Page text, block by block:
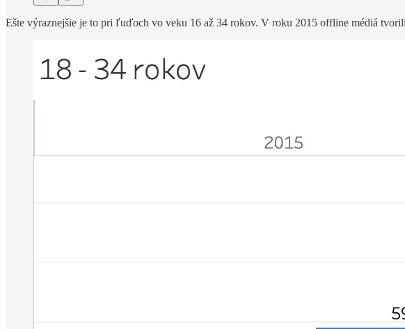
Ešte výraznejšie je to pri ľuďoch vo veku 16 až 34 rokov. V roku 2015 offline médiá